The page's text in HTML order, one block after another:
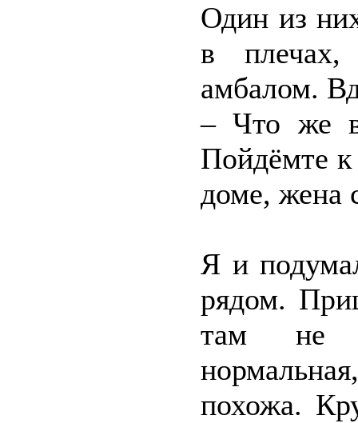
Один из
в
амбалом.
– Что же
Пойдёмте
доме, жена
Я и
рядом.
там не
похожа.